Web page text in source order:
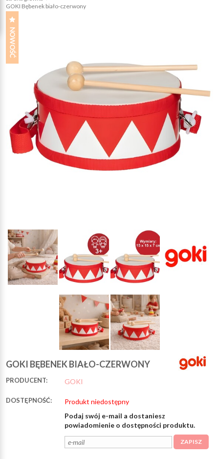
GOKI Bębenek biało-czerwony
GOKI BĘBENEK BIAŁO-CZERWONY
PRODUCENT: GOKI
DOSTĘPNOŚĆ:
Produkt niedostępny
Podaj swój e-mail a dostaniesz
powiadomienie o dostępności produktu.
ZAPISZ